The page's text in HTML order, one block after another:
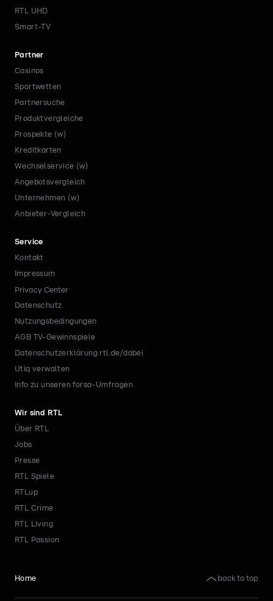
RTL UHD
Smart-TV
Partner
Casinos
Sportwetten
Partnersuche
Produktvergleiche
Prospekte (w)
Kreditkarten
Wechselservice (w)
Angebotsvergleich
Unternehmen (w)
Anbieter-Vergleich
Service
Kontakt
Impressum
Privacy Center
Datenschutz
Nutzungsbedingungen
AGB TV-Gewinnspiele
Datenschutzerklärung rtl.de/dabei
Utiq verwalten
Info zu unseren forsa-Umfragen
Wir sind RTL
Über RTL
Jobs
Presse
RTL Spiele
RTLup
RTL Crime
RTL Living
RTL Passion
Home back to top